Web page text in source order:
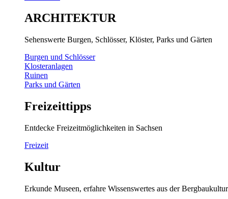
ARCHITEKTUR
Sehenswerte Burgen, Schlösser, Klöster, Parks und Gärten
Burgen und Schlösser
Klosteranlagen
Ruinen
Parks und Gärten
Freizeittipps
Entdecke Freizeitmöglichkeiten in Sachsen
Freizeit
Kultur
Erkunde Museen, erfahre Wissenswertes aus der